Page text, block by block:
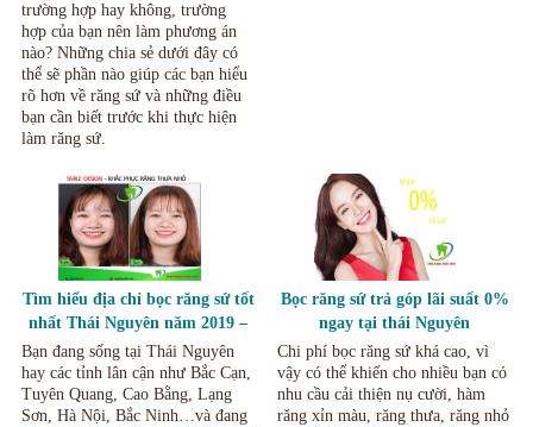
trường hợp hay không, trường
hợp của bạn nên làm phương án
nào? Những chia sẻ dưới đây có
thể sẽ phần nào giúp các bạn hiểu
rõ hơn về răng sứ và những điều
bạn cần biết trước khi thực hiện
làm răng sứ.
Tìm hiểu địa chỉ bọc răng sứ tốt
nhất Thái Nguyên năm 2019 –
2020
Bạn đang sống tại Thái Nguyên
hay các tỉnh lân cận như Bắc Cạn,
Tuyên Quang, Cao Bằng, Lạng
Sơn, Hà Nội, Bắc Ninh…và đang
Bọc răng sứ trả góp lãi suất 0%
ngay tại thái Nguyên
Chi phí bọc răng sứ khá cao, vì
vậy có thể khiến cho nhiều bạn có
nhu cầu cải thiện nụ cười, hàm
răng xỉn màu, răng thưa, răng nhỏ